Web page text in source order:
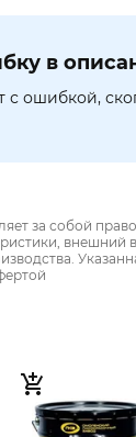
в
с ошибкой,
за собой
внешний